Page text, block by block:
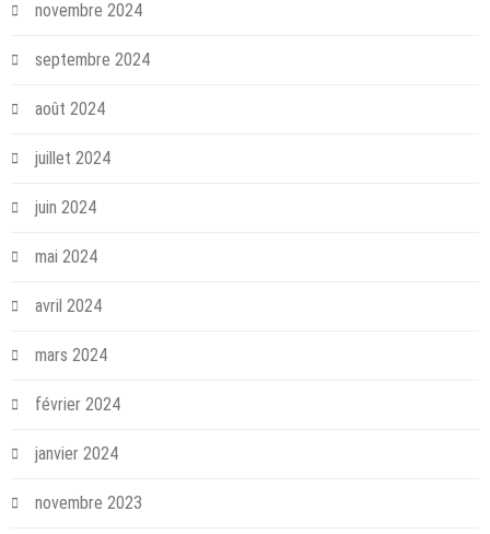
novembre 2024
septembre 2024
août 2024
juillet 2024
juin 2024
mai 2024
avril 2024
mars 2024
février 2024
janvier 2024
novembre 2023